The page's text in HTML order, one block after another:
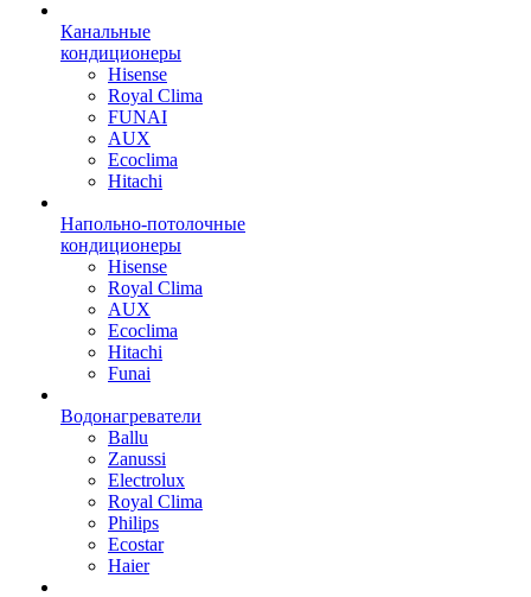
Канальные
кондиционеры
Hisense
Royal Clima
FUNAI
AUX
Ecoclima
Hitachi
Напольно-потолочные
кондиционеры
Hisense
Royal Clima
AUX
Ecoclima
Hitachi
Funai
Водонагреватели
Ballu
Zanussi
Electrolux
Royal Clima
Philips
Ecostar
Haier